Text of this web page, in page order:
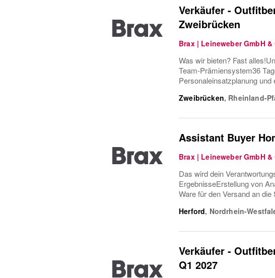
Verkäufer -
Zweibrücken
Brax | Leineweber GmbH &
Was wir bieten? Fast
Team-Prämiensystem36
Personaleinsatzplanung
Zweibrücken, Rheinland-
Assistant Buyer
Brax | Leineweber GmbH &
Das wird dein
ErgebnisseErstellung von
Ware für den Versand an
Herford, Nordrhein-
Verkäufer -
Q1 2027